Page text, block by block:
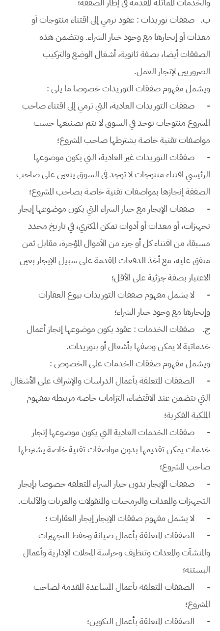
‌ب. صفقات توريدات : عقود ترمي إلى اقتناء منتوجات أو
معدات أو إيجارها مع وجود خيار الشراء. وتتضمن هذه
الصفقات أيضا، بصفة ثانوية، أشغال الوضع والتركيب
الضروريين لإنجاز العمل.
ويشمل مفهوم صفقات التوريدات خصوصا ما يلي :
-
صفقات التوريدات العادية، التي ترمي إلى اقتناء صاحب
المشروع منتوجات توجد في السوق لا يتم تصنيعها حسب
مواصفات تقنية خاصة يشترطها صاحب المشروع؛
-
صفقات التوريدات غير العادية، التي يكون موضوعها
الرئيسي اقتناء منتوجات لا توجد في السوق يتعين على صاحب
الصفقة إنجازها بمواصفات تقنية خاصة بصاحب المشروع؛
-
صفقات الإيجار مع خيار الشراء التي يكون موضوعها إيجار
تجهيزات، أو معدات أو أدوات تمكن المكتري، في تاريخ محدد
مسبقا، من اقتناء كل أو جزء من الأموال المؤجرة، مقابل ثمن
متفق عليه، مع أخذ الدفعات المقدمة على سبيل الإيجار بعين
الاعتبار بصفة جزئية على الأقل؛
-
لا يشمل مفهوم صفقات التوريدات بيوع العقارات
وإيجارها مع وجود خيار الشراء؛
‌ج.
صفقات الخدمات : عقود يكون موضوعها إنجاز أعمال
خدماتية لا يمكن وصفها بأشغال أو بتوريدات.
ويشمل مفهوم صفقات الخدمات على الخصوص :
-
الصفقات المتعلقة بأعمال الدراسات والإشراف على الأشغال
التي تتضمن عند الاقتضاء، التزامات خاصة مرتبطة بمفهوم
الملكية الفكرية؛
-
صفقات الخدمات العادية التي يكون موضوعها إنجاز
خدمات يمكن تقديمها بدون مواصفات تقنية خاصة يشترطها
صاحب المشروع؛
-
صفقات الإيجار بدون خيار الشراء المتعلقة خصوصا بإيجار
التجهيزات والمعدات والبرمجيات والمنقولات والعربات والآليات.
-
لا يشمل مفهوم صفقات الإيجار إيجار العقارات ؛
-
الصفقات المتعلقة بأعمال صيانة وحفظ التجهيزات
والمنشآت والمعدات وتنظيف وحراسة المحلات الإدارية وأعمال
البستنة؛
-
الصفقات المتعلقة بأعمال المساعدة المقدمة لصاحب
المشروع؛
-
الصفقات المتعلقة بأعمال التكوين؛